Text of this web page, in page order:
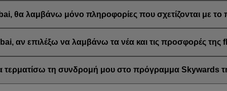
συνδεδεμένη με πολλούς αριθμούς μελών του προγράμματος
Συνδεθείτε στον λογαριασμό σας στο πρόγραμμα Emirates
θα λαμβάνω μόνο πληροφορίες που σχετίζονται με
των προωθητικών ενεργειών από τη flydubai και
αν επιλέξω να λαμβάνω τα νέα και τις προσφορές της
σας προκειμένου να λαμβάνετε τέτοιου είδους ενημερωτικά
. τη συνδρομή μου στο πρόγραμμα Skywards